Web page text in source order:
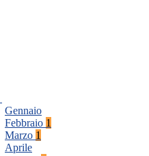
Gennaio
Febbraio 1
Marzo 1
Aprile